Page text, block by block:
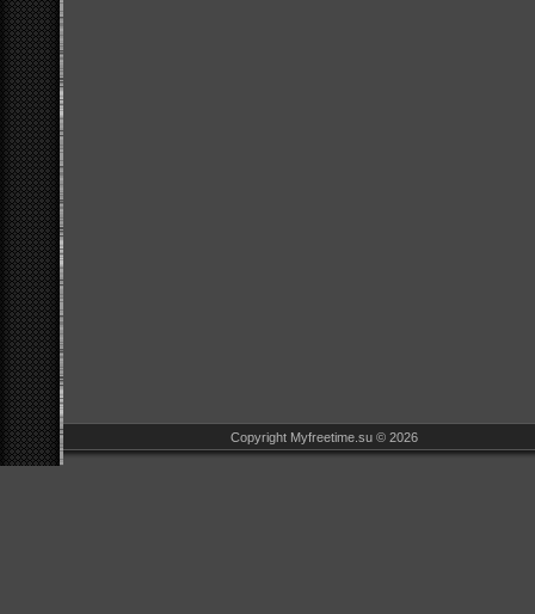
Copyright Myfreetime.su © 2026